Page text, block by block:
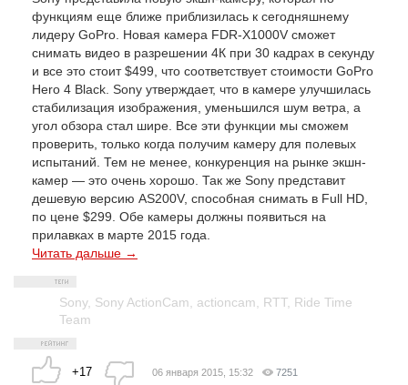
функциям еще ближе приблизилась к сегодняшнему
лидеру GoPro. Новая камера FDR-X1000V сможет
снимать видео в разрешении 4К при 30 кадрах в секунду
и все это стоит $499, что соответствует стоимости GoPro
Hero 4 Black. Sony утверждает, что в камере улучшилась
стабилизация изображения, уменьшился шум ветра, а
угол обзора стал шире. Все эти функции мы сможем
проверить, только когда получим камеру для полевых
испытаний. Тем не менее, конкуренция на рынке экшн-
камер — это очень хорошо. Так же Sony представит
дешевую версию AS200V, способная снимать в Full HD,
по цене $299. Обе камеры должны появиться на
прилавках в марте 2015 года.
Читать дальше →
Sony, Sony ActionCam actioncam RTT, Ride Time
Team
+17 06 января 2015, 15:32 7251